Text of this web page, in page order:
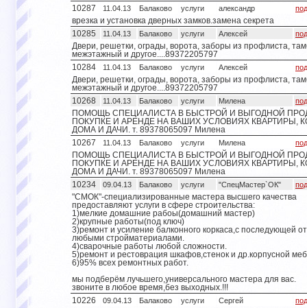
10287
11.04.13 Балаково услуги александр
врезка и установка дверных замков.замена секрета
10285
11.04.13 Балаково услуги Алексей
Двери, решетки, ограды, ворота, заборы из профлиста,
межэтажный и другое....89372205797
10284
11.04.13 Балаково услуги Алексей
Двери, решетки, ограды, ворота, заборы из профлиста,
межэтажный и другое....89372205797
10268
11.04.13 Балаково услуги Милена
ПОМОЩЬ СПЕЦИАЛИСТА В БЫСТРОЙ И ВЫГОДНОЙ
ПОКУПКЕ И АРЕНДЕ НА ВАШИХ УСЛОВИЯХ КВАРТИРЫ,
ДОМА И ДАЧИ. т. 89378065097 Милена
10267
11.04.13 Балаково услуги Милена
ПОМОЩЬ СПЕЦИАЛИСТА В БЫСТРОЙ И ВЫГОДНОЙ
ПОКУПКЕ И АРЕНДЕ НА ВАШИХ УСЛОВИЯХ КВАРТИРЫ,
ДОМА И ДАЧИ. т. 89378065097 Милена
10234
09.04.13 Балаково услуги "СпецМастер`ОК"
"СМОК"-специализированные мастера высшего качества
предоставляют услуги в сфере строительства:
1)мелкие домашние рабоы(домашний мастер)
2)крупные работы(под ключ)
3)ремонт и усиление балконного коркаса,с последующей
любыми стройматериалами.
4)сварочные работы любой сложности.
5)ремонт и рестоврация шкафов,стенок и др.корпусной
6)95% всех ремонтных работ.
мы подберём лучьшего,универсального мастера для вас.
звоните в любое время,без выходных.!!!
10226
09.04.13 Балаково услуги Сергей